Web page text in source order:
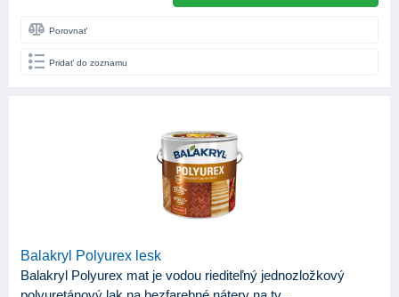
Porovnať
Pridať do zoznamu
Balakryl Polyurex lesk
Balakryl Polyurex mat je vodou riediteľný jednozložkový